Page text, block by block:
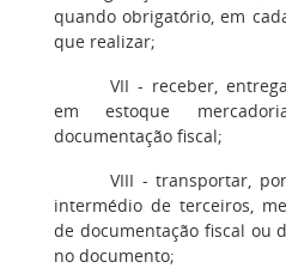
quando obrigatório, em
que realizar;
VII - receber,
em estoque
documentação fiscal;
VIII - transportar,
intermédio de terceiros,
de documentação fiscal ou
no documento;